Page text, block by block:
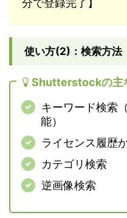
分で登録完了】
使い方(2)：検索方法
Shutterstockの主
キーワード検索
能）
ライセンス履歴
カテゴリ検索
逆画像検索